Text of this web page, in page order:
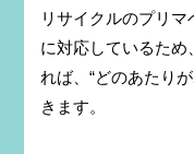
リサイクルのプリ
に対応しているた
れば、“どのあたり
きます。